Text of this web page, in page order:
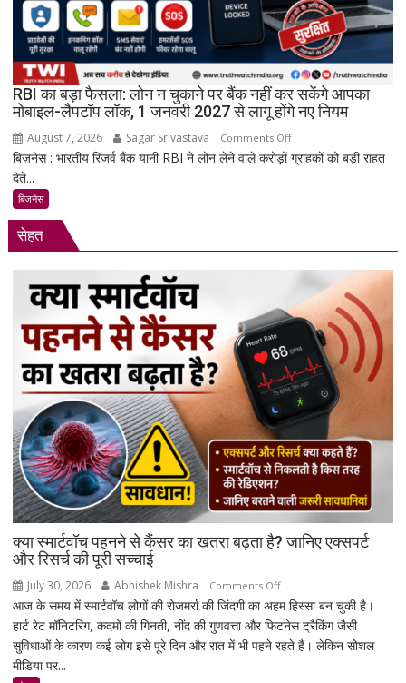
स्पेस
स्टेशन
की
बिजली
क्षमता
30%
बढ़ेगी
RBI का बड़ा फैसला: लोन न चुकाने पर बैंक नहीं कर सकेंगे आपका
मोबाइल-लैपटॉप लॉक, 1 जनवरी 2027 से लागू होंगे नए नियम
August 7, 2026 Sagar Srivastava Comments Offon
RBI
बैंक
कर
सकेंगे
आपका
मोबाइल-
लैपटॉप
लॉक,
1
जनवरी
2027
से
नए
बिज़नेस : भारतीय रिजर्व बैंक यानी RBI ने लोन लेने वाले करोड़ों ग्राहकों को बड़ी राहत
देते...
बिजनेस
सेहत
क्या स्मार्टवॉच पहनने से कैंसर का खतरा बढ़ता है? जानिए एक्सपर्ट
और रिसर्च की पूरी सच्चाई
July 30, 2026 Abhishek Mishra Comments Offon
क्या
स्मार्टवॉच
पहनने
आज के समय में स्मार्टवॉच लोगों की रोजमर्रा की जिंदगी का अहम हिस्सा बन चुकी है।
हार्ट रेट मॉनिटरिंग, कदमों की गिनती, नींद की गुणवत्ता और फिटनेस ट्रैकिंग जैसी
सुविधाओं के कारण कई लोग इसे पूरे दिन और रात में भी पहने रहते हैं। लेकिन सोशल
मीडिया पर...